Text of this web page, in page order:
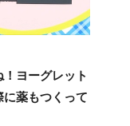
！ヨーグレット
薬もつくって